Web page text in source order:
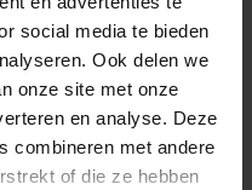
social media te bieden
Ook delen we
onze site met onze
en analyse. Deze
combineren met andere
of die ze hebben